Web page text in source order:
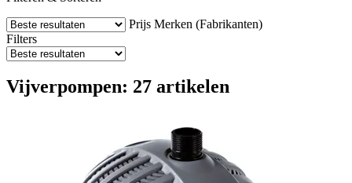
Prijs Merken (Fabrikanten)
Filters
Vijverpompen: 27 artikelen